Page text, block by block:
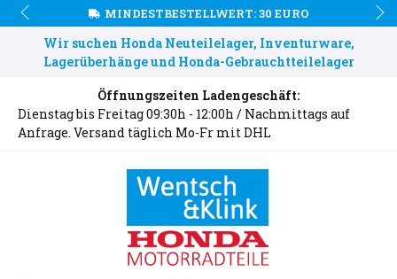
MINDESTBESTELLWERT: 30 EURO
Wir suchen Honda Neuteilelager, Inventurware,
Lagerüberhänge und Honda-Gebrauchtteilelager
Öffnungszeiten Ladengeschäft:
Dienstag bis Freitag 09:30h - 12:00h / Nachmittags auf
Anfrage. Versand täglich Mo-Fr mit DHL